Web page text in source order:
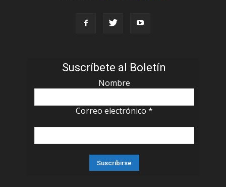
Suscríbete al Boletín
Nombre
Correo electrónico *